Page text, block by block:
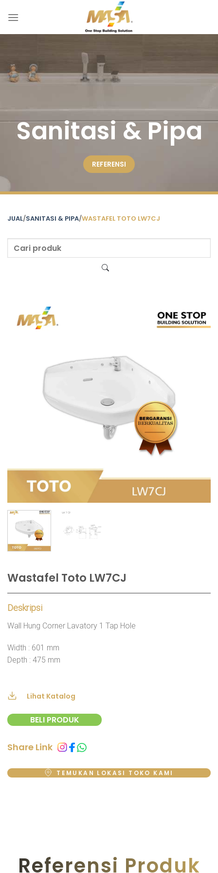
Sanitasi & Pipa
REFERENSI
JUAL/SANITASI & PIPA/WASTAFEL TOTO LW7CJ
Wastafel Toto LW7CJ
Deskripsi
Wall Hung Corner Lavatory 1 Tap Hole
Width : 601 mm
Depth : 475 mm
Lihat Katalog
BELI PRODUK
Share Link
TEMUKAN LOKASI TOKO KAMI
Referensi Produk